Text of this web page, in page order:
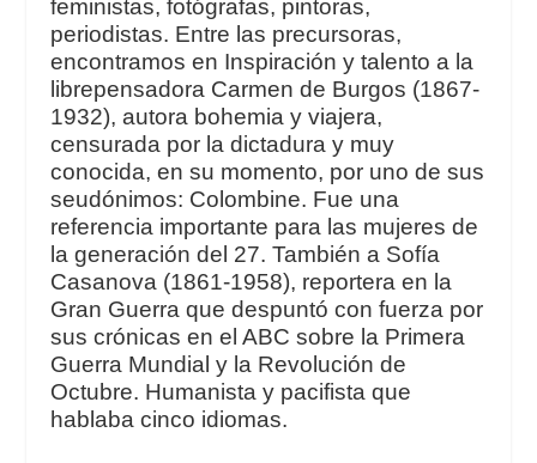
feministas, fotógrafas, pintoras,
periodistas. Entre las precursoras,
encontramos en Inspiración y talento a la
librepensadora Carmen de Burgos (1867-
1932), autora bohemia y viajera,
censurada por la dictadura y muy
conocida, en su momento, por uno de sus
seudónimos: Colombine. Fue una
referencia importante para las mujeres de
la generación del 27. También a Sofía
Casanova (1861-1958), reportera en la
Gran Guerra que despuntó con fuerza por
sus crónicas en el ABC sobre la Primera
Guerra Mundial y la Revolución de
Octubre. Humanista y pacifista que
hablaba cinco idiomas.